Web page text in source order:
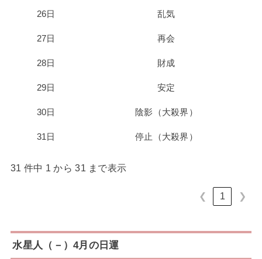
26日 乱気
27日 再会
28日 財成
29日 安定
30日 陰影（大殺界）
31日 停止（大殺界）
31 件中 1 から 31 まで表示
❮ 1 ❯
水星人（－）4月の日運